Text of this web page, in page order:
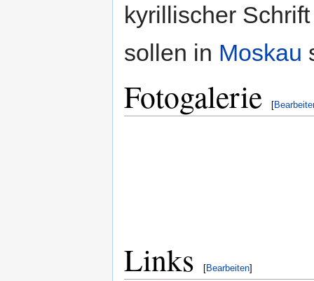
kyrillischer
sollen in Moskau
Fotogalerie [
Links [Bearbeiten]